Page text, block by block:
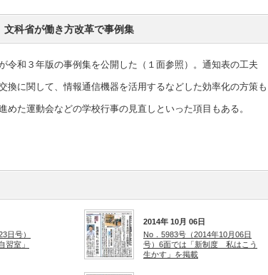
科省が働き方改革で事例集
和３年版の事例集を公開した（１面参照）。通知表の工夫
換に関して、情報通信機器を活用するなどした効率化の方策も
めた運動会などの学校行事の見直しといった項目もある。
日号）
習室」
2014年 10月 06日
No．5983号（2014年10月06日
号）6面では「新制度 私はこう
生かす」を掲載